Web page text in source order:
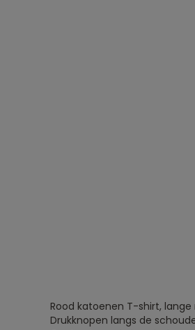
Rood katoenen T-shirt,
Drukknopen langs de